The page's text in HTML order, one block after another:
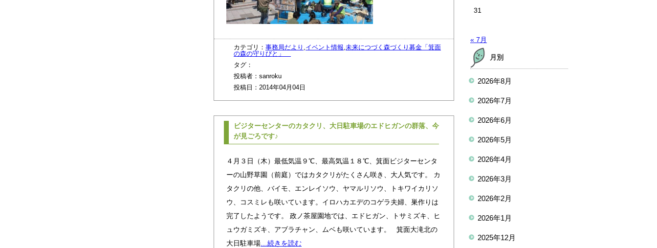
カテゴリ： 事務局だより ,イベント情報,未来につづく森づくり募金「箕面
の森の守りびと」
タグ：
投稿者：sanroku
投稿日：2014年04月04日
ビジターセンターのカタクリ、大日駐車場のエドヒガンの群落、今
が見ごろです♪
４月３日（木）最低気温９℃、最高気温１８℃、箕面ビジターセンタ
ーの山野草園（前庭）ではカタクリがたくさん咲き、大人気です。 カ
タクリの他、バイモ、エンレイソウ、ヤマルリソウ、トキワイカリソ
ウ、コスミレも咲いています。イロハカエデのコゲラ夫婦、巣作りは
完了したようです。 政ノ茶屋園地では、エドヒガン、トサミズキ、ヒ
ュウガミズキ、アブラチャン、ムベも咲いています。 箕面大滝北の
大日駐車場 …続きを読む
31
« 7月
月別
2026年8月
2026年7月
2026年6月
2026年5月
2026年4月
2026年3月
2026年2月
2026年1月
2025年12月